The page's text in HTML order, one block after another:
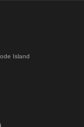
Island